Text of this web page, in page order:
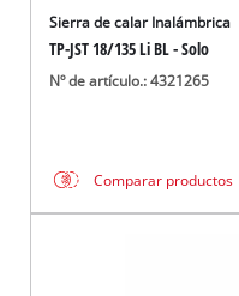
Sierra de calar Inalámbrica
TP-JST 18/135 Li BL - Solo
Nº de artículo.: 4321265
Comparar productos